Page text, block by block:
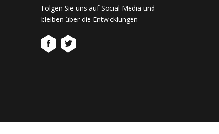
Folgen Sie uns auf Social Media und
bleiben über die Entwicklungen